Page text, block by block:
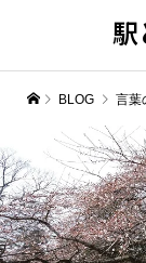
駅
BLOG 言葉